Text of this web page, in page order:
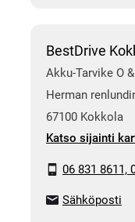
BestDrive
Akku-Tarvike O
Herman
67100 Kokkola
Katso sijainti
06 831 8611,
Sähköposti